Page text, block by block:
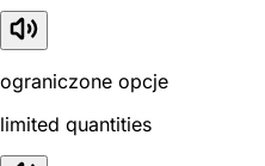
ograniczone opcje
limited quantities